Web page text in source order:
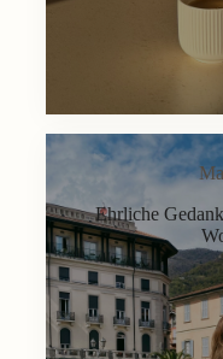
Ehrliche